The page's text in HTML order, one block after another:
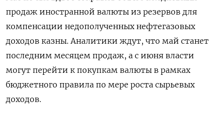
продаж иностранной валюты из резервов для
компенсации недополученных нефтегазовых
доходов казны. Аналитики ждут, что май станет
последним месяцем продаж, а с июня власти
могут перейти к покупкам валюты в рамках
бюджетного правила по мере роста сырьевых
доходов.